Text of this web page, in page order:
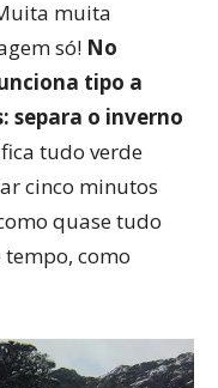
muita
só! No
tipo a
separa o inverno
tudo verde
cinco minutos
quase tudo
como